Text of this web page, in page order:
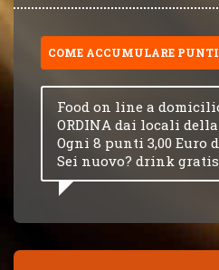
COME ACCUMULARE
Food on line a
ORDINA dai locali
Ogni 8 punti 3,00 Euro
Sei nuovo? drink